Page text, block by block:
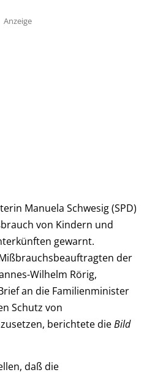
Anzeige
Manuela Schwesig (SPD)
von Kindern und
gewarnt.
der
Wilhelm Rörig,
an die Familienminister
Schutz von
berichtete dieBild
daß die